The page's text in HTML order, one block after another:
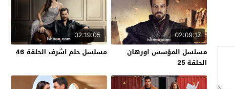
02:09:17
مسلسل المؤسس اورهان
الحلقة 25
02:19:05
مسلسل حلم اشرف الحلقة 46